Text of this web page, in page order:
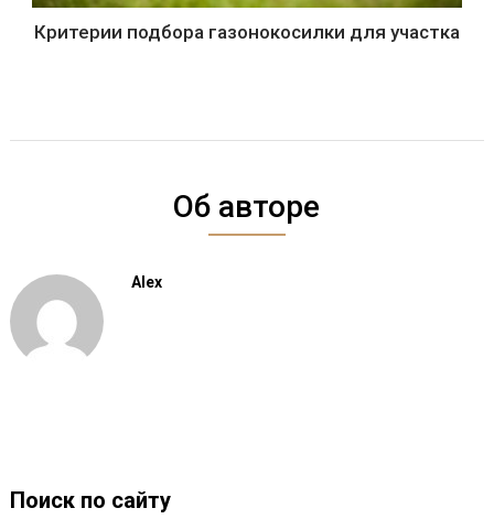
Критерии подбора газонокосилки для участка
Об авторе
Alex
Поиск по сайту